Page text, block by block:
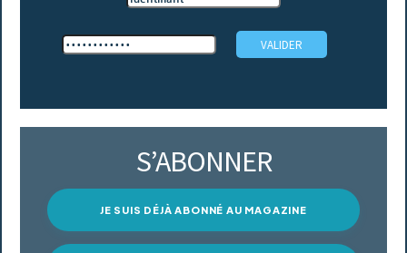
S’ABONNER
JE SUIS DÉJÀ ABONNÉ AU MAGAZINE